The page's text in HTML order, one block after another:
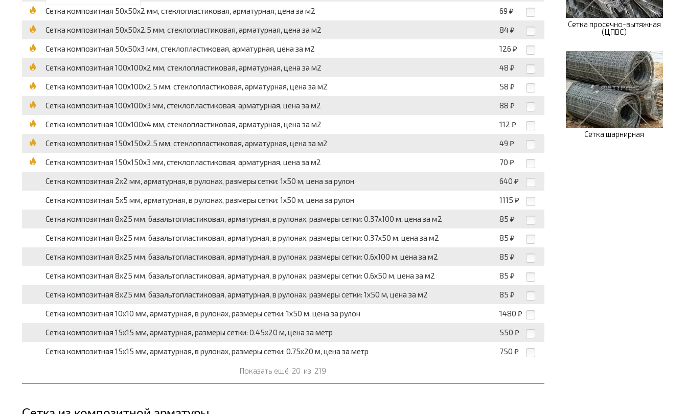
Сетка композитная 50x50x2 мм, стеклопластиковая, арматурная, цена за м2 69 ₽
Сетка композитная 50x50x2.5 мм, стеклопластиковая, арматурная, цена за м2 84 ₽
Сетка композитная 50x50x3 мм, стеклопластиковая, арматурная, цена за м2 126 ₽
Сетка композитная 100x100x2 мм, стеклопластиковая, арматурная, цена за м2 48 ₽
Сетка композитная 100x100x2.5 мм, стеклопластиковая, арматурная, цена за м2 58 ₽
Сетка композитная 100x100x3 мм, стеклопластиковая, арматурная, цена за м2 88 ₽
Сетка композитная 100x100x4 мм, стеклопластиковая, арматурная, цена за м2 112 ₽
Сетка композитная 150x150x2.5 мм, стеклопластиковая, арматурная, цена за м2 49 ₽
Сетка композитная 150x150x3 мм, стеклопластиковая, арматурная, цена за м2 70 ₽
Сетка композитная 2x2 мм, арматурная, в рулонах, размеры сетки: 1x50 м, цена за рулон 640 ₽
Сетка композитная 5x5 мм, арматурная, в рулонах, размеры сетки: 1x50 м, цена за рулон 1115 ₽
Сетка композитная 8x25 мм, базальтопластиковая, арматурная, в рулонах, размеры сетки: 0.37x100 м, цена за м2 85 ₽
Сетка композитная 8x25 мм, базальтопластиковая, арматурная, в рулонах, размеры сетки: 0.37x50 м, цена за м2 85 ₽
Сетка композитная 8x25 мм, базальтопластиковая, арматурная, в рулонах, размеры сетки: 0.6x100 м, цена за м2 85 ₽
Сетка композитная 8x25 мм, базальтопластиковая, арматурная, в рулонах, размеры сетки: 0.6x50 м, цена за м2 85 ₽
Сетка композитная 8x25 мм, базальтопластиковая, арматурная, в рулонах, размеры сетки: 1x50 м, цена за м2 85 ₽
Сетка композитная 10x10 мм, арматурная, в рулонах, размеры сетки: 1x50 м, цена за рулон 1480 ₽
Сетка композитная 15x15 мм, арматурная, размеры сетки: 0.45x20 м, цена за метр 550 ₽
Сетка композитная 15x15 мм, арматурная, в рулонах, размеры сетки: 0.75x20 м, цена за метр 750 ₽
Показать ещё 20 из 219
Сетка просечно-вытяжная
(ЦПВС)
Сетка шарнирная